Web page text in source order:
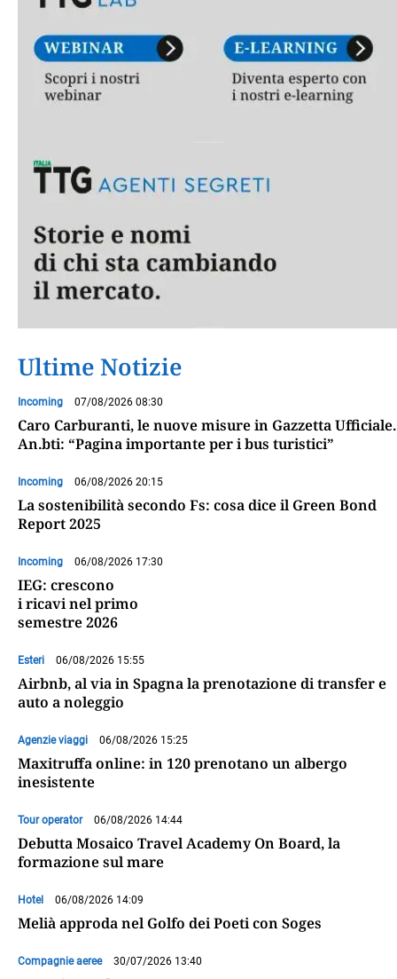
Ultime Notizie
Incoming 07/08/2026 08:30
Caro Carburanti, le nuove misure in Gazzetta Ufficiale.
An.bti: “Pagina importante per i bus turistici”
Incoming 06/08/2026 20:15
La sostenibilità secondo Fs: cosa dice il Green Bond
Report 2025
Incoming 06/08/2026 17:30
IEG: crescono
i ricavi nel primo
semestre 2026
Esteri 06/08/2026 15:55
Airbnb, al via in Spagna la prenotazione di transfer e
auto a noleggio
Agenzie viaggi 06/08/2026 15:25
Maxitruffa online: in 120 prenotano un albergo
inesistente
Tour operator 06/08/2026 14:44
Debutta Mosaico Travel Academy On Board, la
formazione sul mare
Hotel 06/08/2026 14:09
Melià approda nel Golfo dei Poeti con Soges
Compagnie aeree 30/07/2026 13:40